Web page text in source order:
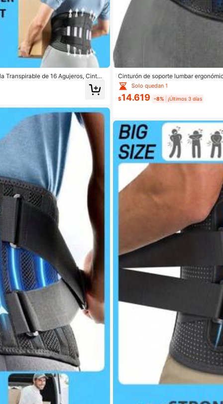
Transpirable de 16 Agujeros, Cintur
en Casa y Caminar.
Cinturón de soporte lumbar
a hombres y mujeres
Solo quedan 1
$14.619 -8% ¡Últimos 3 días